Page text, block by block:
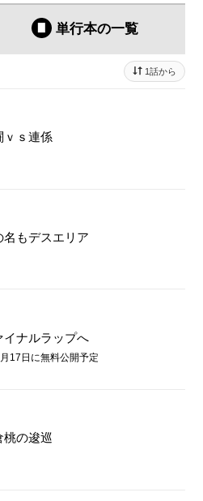
単行本の一覧
1話から
ｓ連係
もデスエリア
ナルラップへ
17日 に無料公開予定
の逡巡